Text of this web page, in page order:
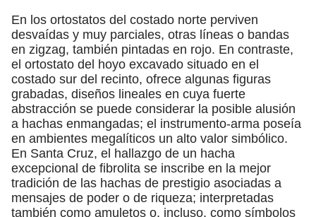
En los ortostatos del costado norte perviven
desvaídas y muy parciales, otras líneas o bandas
en zigzag, también pintadas en rojo. En contraste,
el ortostato del hoyo excavado situado en el
costado sur del recinto, ofrece algunas figuras
grabadas, diseños lineales en cuya fuerte
abstracción se puede considerar la posible alusión
a hachas enmangadas; el instrumento-arma poseía
en ambientes megalíticos un alto valor simbólico.
En Santa Cruz, el hallazgo de un hacha
excepcional de fibrolita se inscribe en la mejor
tradición de las hachas de prestigio asociadas a
mensajes de poder o de riqueza; interpretadas
también como amuletos o, incluso, como símbolos